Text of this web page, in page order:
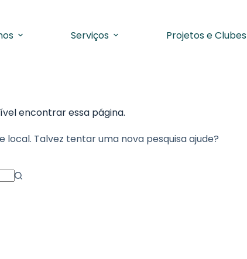
Serviços Projetos e Clubes
encontrar essa página.
Talvez tentar uma nova pesquisa ajude?